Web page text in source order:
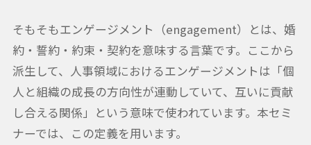
そもそもエンゲージメント（engagement）とは、婚
約・誓約・約束・契約を意味する言葉です。ここから
派生して、人事領域におけるエンゲージメントは「個
人と組織の成長の方向性が連動していて、互いに貢献
し合える関係」という意味で使われています。本セミ
ナーでは、この定義を用います。